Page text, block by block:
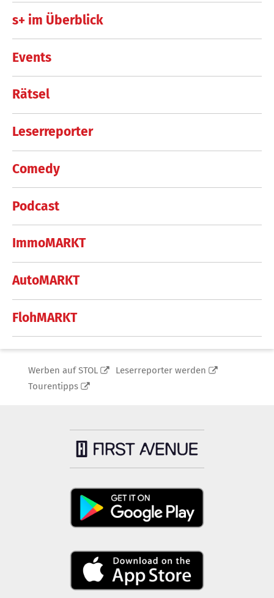
s+ im Überblick
Events
Rätsel
Leserreporter
Comedy
Podcast
ImmoMARKT
AutoMARKT
FlohMARKT
Werben auf STOL
Leserreporter werden
Tourentipps